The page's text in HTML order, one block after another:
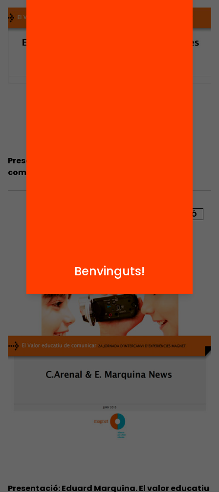
Presentació: Pere Arcas. El valor educatiu de
comunicar
PUBLICACIÓ
Presentació: Eduard Marquina. El valor educatiu
Benvinguts!